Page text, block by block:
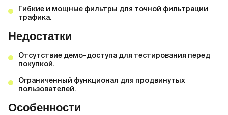
Гибкие и мощные фильтры для точной фильтрации
трафика.
Недостатки
Отсутствие демо-доступа для тестирования перед
покупкой.
Ограниченный функционал для продвинутых
пользователей.
Особенности